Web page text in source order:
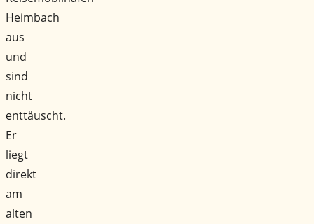
Heimbach
aus
und
sind
nicht
enttäuscht.
Er
liegt
direkt
am
alten